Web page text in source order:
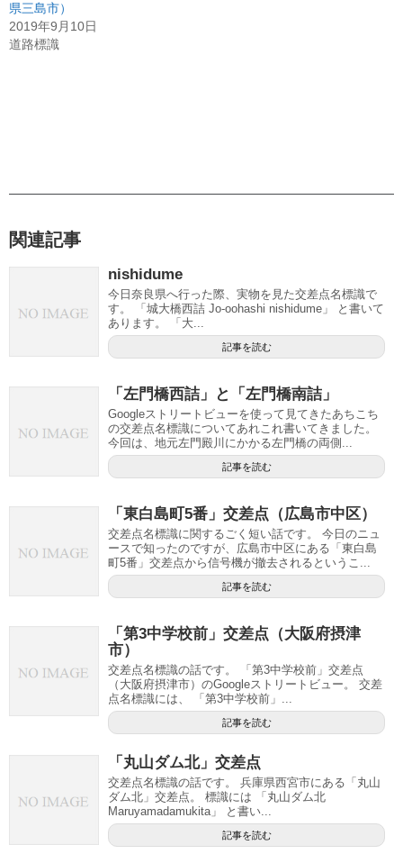
県三島市）
2019年9月10日
道路標識
関連記事
nishidume
今日奈良県へ行った際、実物を見た交差点名標識で
す。 「城大橋西詰 Jo-oohashi nishidume」 と書いて
あります。 「大...
記事を読む
「左門橋西詰」と「左門橋南詰」
Googleストリートビューを使って見てきたあちこち
の交差点名標識についてあれこれ書いてきました。
今回は、地元左門殿川にかかる左門橋の両側...
記事を読む
「東白島町5番」交差点（広島市中区）
交差点名標識に関するごく短い話です。 今日のニュ
ースで知ったのですが、広島市中区にある「東白島
町5番」交差点から信号機が撤去されるというこ...
記事を読む
「第3中学校前」交差点（大阪府摂津
市）
交差点名標識の話です。 「第3中学校前」交差点
（大阪府摂津市）のGoogleストリートビュー。 交差
点名標識には、 「第3中学校前」...
記事を読む
「丸山ダム北」交差点
交差点名標識の話です。 兵庫県西宮市にある「丸山
ダム北」交差点。 標識には 「丸山ダム北
Maruyamadamukita」 と書い...
記事を読む